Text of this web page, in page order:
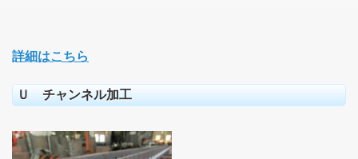
詳細はこちら
Ｕ チャンネル加工